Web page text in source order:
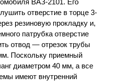
отверстие в торце 3-
резиновую прокладку и,
патрубка отверстие
отвод — отрезок трубы
Поскольку приемный
диаметром 40 мм, а все
имеют внутренний